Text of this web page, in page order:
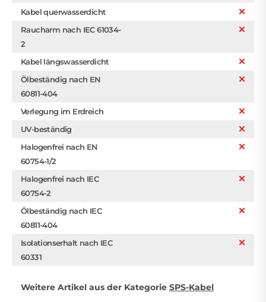
Kabel querwasserdicht
Raucharm nach IEC 61034-
2
Kabel längswasserdicht
Ölbeständig nach EN
60811-404
Verlegung im Erdreich
UV-beständig
Halogenfrei nach EN
60754-1/2
Halogenfrei nach IEC
60754-2
Ölbeständig nach IEC
60811-404
Isolationserhalt nach IEC
60331
Weitere Artikel aus der Kategorie SPS-Kabel